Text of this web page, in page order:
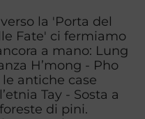
la 'Porta del
Fate' ci fermiamo
a mano: Lung
H’mong - Pho
antiche case
Tay - Sosta a
di pini.